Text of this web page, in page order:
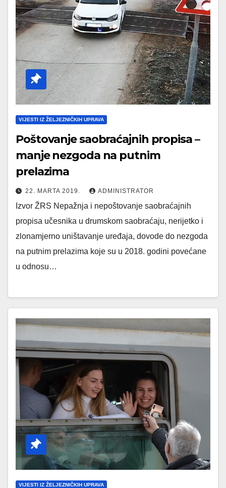
VIJESTI IZ ŽELJEZNIČKIH UPRAVA
Poštovanje saobraćajnih propisa –
manje nezgoda na putnim
prelazima
22. MARTA 2019. ADMINISTRATOR
Izvor ŽRS Nepažnja i nepoštovanje saobraćajnih
propisa učesnika u drumskom saobraćaju, nerijetko i
zlonamjerno uništavanje uređaja, dovode do nezgoda
na putnim prelazima koje su u 2018. godini povećane
u odnosu…
VIJESTI IZ ŽELJEZNIČKIH UPRAVA